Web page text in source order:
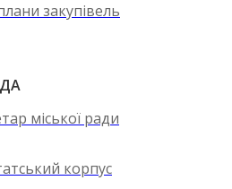
закупівель
міської ради
корпус